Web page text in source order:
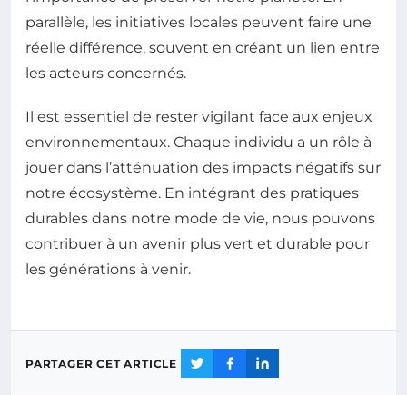
parallèle, les initiatives locales peuvent faire une
réelle différence, souvent en créant un lien entre
les acteurs concernés.
Il est essentiel de rester vigilant face aux enjeux
environnementaux. Chaque individu a un rôle à
jouer dans l’atténuation des impacts négatifs sur
notre écosystème. En intégrant des pratiques
durables dans notre mode de vie, nous pouvons
contribuer à un avenir plus vert et durable pour
les générations à venir.
PARTAGER CET ARTICLE